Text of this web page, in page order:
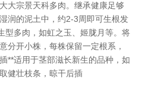
大宗景天科多肉。继承健康足够
润的泥土中，约2-3周即可生根发
型多肉，如虹之玉、姬胧月等。将
分开小株，每株保留一定根系，
**适用于茎部滋长新生的品种，如
健壮枝条，晾干后插